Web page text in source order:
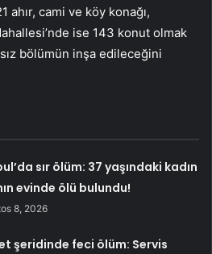
ahır, cami ve köy konağı,
ise 143 konut olmak
bölümün inşa edileceğini
sır ölüm: 37 yaşındaki kadın
evinde ölü bulundu!
8, 2026
şeridinde feci ölüm: Servis